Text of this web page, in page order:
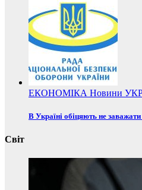
ЕКОНОМІКА Новини
В Україні обіцяють не
Світ